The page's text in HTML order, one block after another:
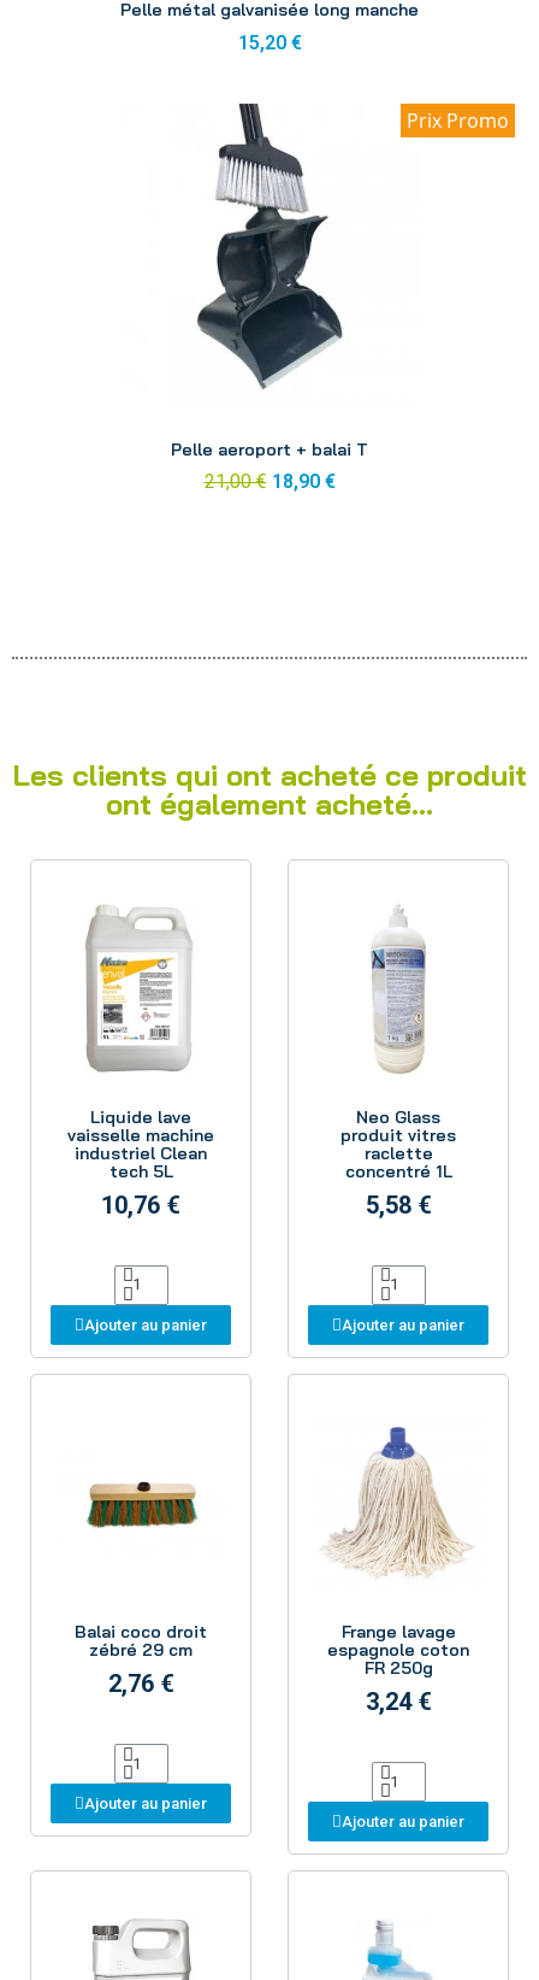
Pelle métal galvanisée long manche
15,20 €
Prix Promo
Pelle aeroport + balai T
21,00 € 18,90 €
Les clients qui ont acheté ce produit
ont également acheté...
Liquide lave
vaisselle machine
industriel Clean
tech 5L
10,76 €
Ajouter au panier
Neo Glass
produit vitres
raclette
concentré 1L
5,58 €
Ajouter au panier
Balai coco droit
zébré 29 cm
2,76 €
Ajouter au panier
Frange lavage
espagnole coton
FR 250g
3,24 €
Ajouter au panier